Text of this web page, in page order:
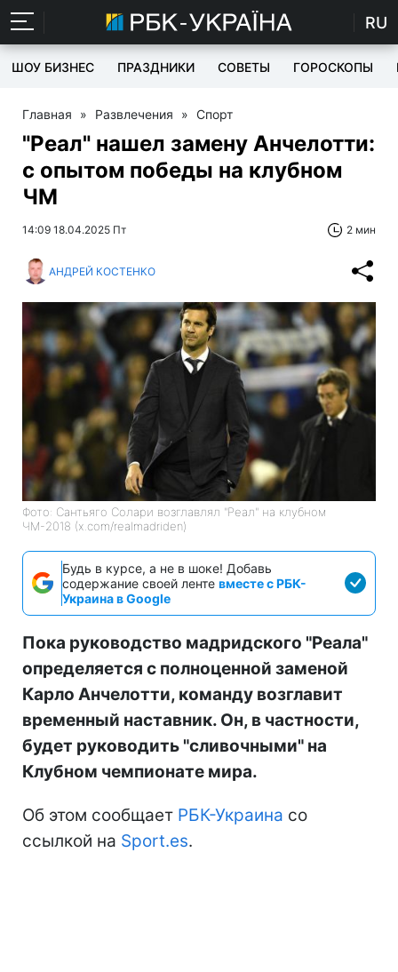
RU
ШОУ БИЗНЕС ПРАЗДНИКИ СОВЕТЫ ГОРОСКОПЫ
Главная » Развлечения » Спорт
"Реал" нашел замену Анчелотти:
с опытом победы на клубном
ЧМ
14:09 18.04.2025 Пт 2 мин
АНДРЕЙ КОСТЕНКО
Фото: Сантьяго Солари возглавлял "Реал" на клубном
ЧМ-2018 (x.com/realmadriden)
Будь в курсе, а не в шоке! Добавь
содержание своей ленте вместе с РБК-
Украина в Google
Пока руководство мадридского "Реала"
определяется с полноценной заменой
Карло Анчелотти, команду возглавит
временный наставник. Он, в частности,
будет руководить "сливочными" на
Клубном чемпионате мира.
Об этом сообщает РБК-Украина со
ссылкой на Sport.es.